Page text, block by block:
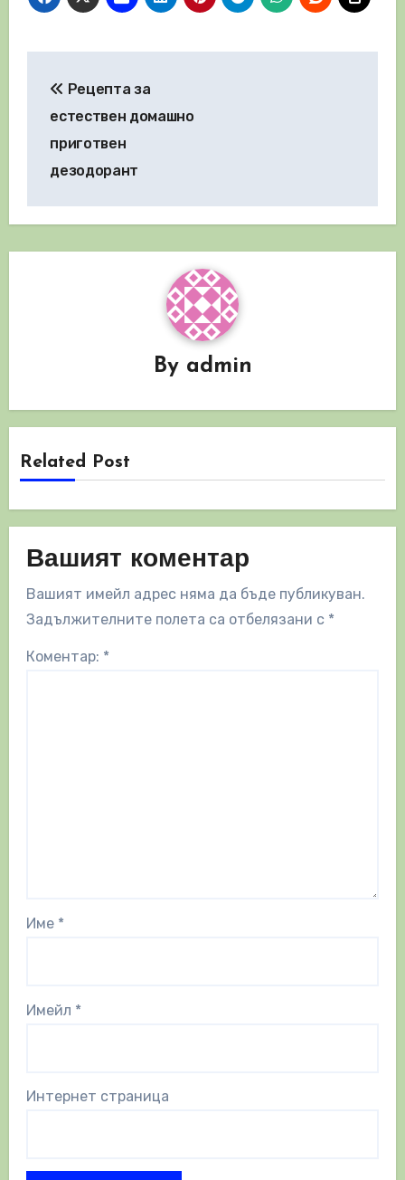
Рецепта за
естествен домашно
приготвен
дезодорант
By admin
Related Post
Вашият коментар
Вашият имейл адрес няма да бъде публикуван.
Задължителните полета са отбелязани с *
Коментар: *
Име *
Имейл *
Интернет страница